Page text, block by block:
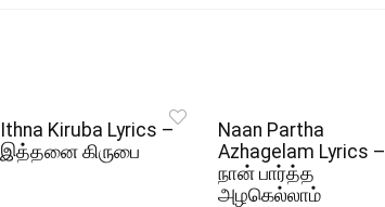
Ithna Kiruba Lyrics –
இத்தனை கிருபை
Naan Partha
Azhagelam Lyrics –
நான் பார்த்த
அழகெல்லாம்